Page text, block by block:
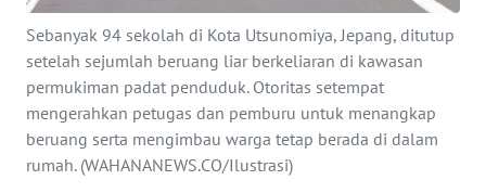
Sebanyak 94 sekolah di Kota Utsunomiya, Jepang, ditutup
setelah sejumlah beruang liar berkeliaran di kawasan
permukiman padat penduduk. Otoritas setempat
mengerahkan petugas dan pemburu untuk menangkap
beruang serta mengimbau warga tetap berada di dalam
rumah. (WAHANANEWS.CO/Ilustrasi)
SERBA-SERBI
PENDIDIKAN
OLAHRAGA